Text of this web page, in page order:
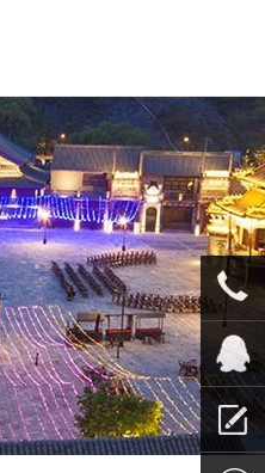
010-
QQ客服